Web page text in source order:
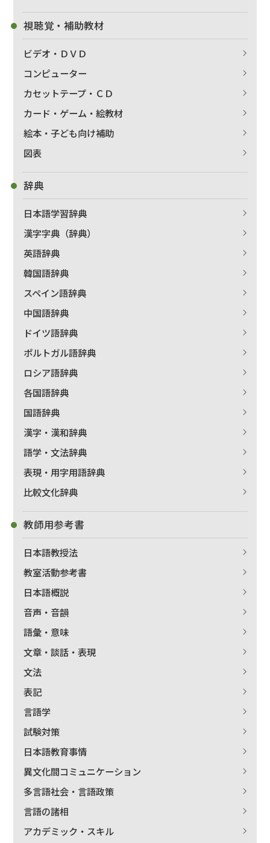
視聴覚・補助教材
ビデオ・ＤＶＤ
コンピューター
カセットテープ・ＣＤ
カード・ゲーム・絵教材
絵本・子ども向け補助
図表
辞典
日本語学習辞典
漢字字典（辞典）
英語辞典
韓国語辞典
スペイン語辞典
中国語辞典
ドイツ語辞典
ポルトガル語辞典
ロシア語辞典
各国語辞典
国語辞典
漢字・漢和辞典
語学・文法辞典
表現・用字用語辞典
比較文化辞典
教師用参考書
日本語教授法
教室活動参考書
日本語概説
音声・音韻
語彙・意味
文章・談話・表現
文法
表記
言語学
試験対策
日本語教育事情
異文化間コミュニケーション
多言語社会・言語政策
言語の諸相
アカデミック・スキル